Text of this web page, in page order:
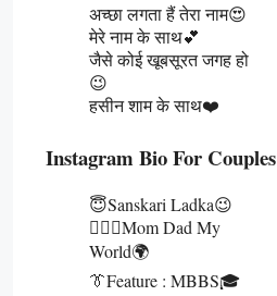
अच्छा लगता हैं तेरा नाम😍
मेरे नाम के साथ💕
जैसे कोई खूबसूरत जगह हो
😉
हसीन शाम के साथ❤️
Instagram Bio For Couples
😇Sanskari Ladka😉
👩‍❤️‍👨Mom Dad My
World🌍
👔Feature : MBBS🎓